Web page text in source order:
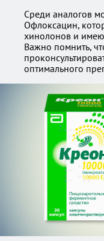
Среди аналогов
Офлоксацин,
хинолонов и
Важно помнить,
оптимального